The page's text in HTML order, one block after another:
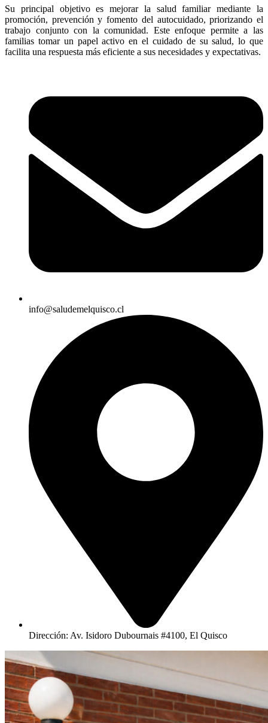
Su principal objetivo es mejorar la salud familiar mediante la
promoción, prevención y fomento del autocuidado, priorizando el
trabajo conjunto con la comunidad. Este enfoque permite a las
familias tomar un papel activo en el cuidado de su salud, lo que
facilita una respuesta más eficiente a sus necesidades y expectativas.
info@saludemelquisco.cl
Dirección: Av. Isidoro Dubournais #4100, El Quisco